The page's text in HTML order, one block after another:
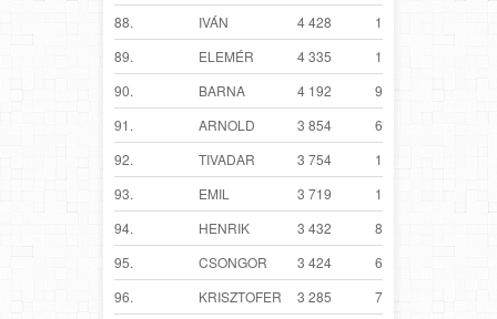
88. IVÁN 4 428
1 513
89.
ELEMÉR 4 335
1 192
90.
BARNA 4 192
938
91.
ARNOLD 3 854
685
92.
TIVADAR 3 754
1 092
93.
EMIL 3 719
1 054
94.
HENRIK 3 432
856
95.
CSONGOR 3 424
655
96.
KRISZTOFER 3 285
747